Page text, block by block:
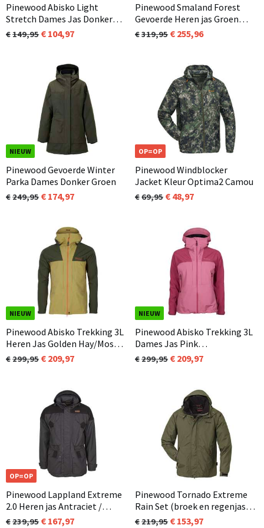
Pinewood Abisko Light
Stretch Dames Jas Donker
Antraciet / Zwart (446)
149,95 104,97
Pinewood Smaland Forest
Gevoerde Heren jas Groen
(114)
319,95 255,96
NIEUW
Pinewood Gevoerde Winter
Parka Dames Donker Groen
249,95 174,97
OP=OP
Pinewood Windblocker
Jacket Kleur Optima2 Camou
69,95 48,97
NIEUW
Pinewood Abisko Trekking 3L
Heren Jas Golden Hay/Moss
Green (758)
299,95 209,97
NIEUW
Pinewood Abisko Trekking 3L
Dames Jas Pink
Blush/Raspberry (827)
299,95 209,97
OP=OP
Pinewood Lappland Extreme
2.0 Heren jas Antraciet /
Zwart (446)
239,95 167,97
Pinewood Tornado Extreme
Rain Set (broek en regenjas )
Unisex Groen (100)
219,95 153,97